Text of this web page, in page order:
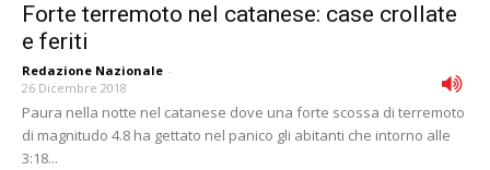
Forte terremoto nel catanese: case crollate
e feriti
Redazione Nazionale -
26 Dicembre 2018
Paura nella notte nel catanese dove una forte scossa di terremoto
di magnitudo 4.8 ha gettato nel panico gli abitanti che intorno alle
3:18...